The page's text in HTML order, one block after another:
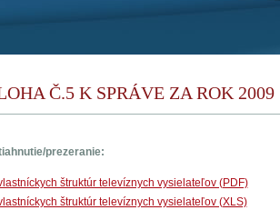
Č.5 K SPRÁVE ZA ROK 2009
prezeranie:
štruktúr televíznych vysielateľov (PDF)
štruktúr televíznych vysielateľov (XLS)